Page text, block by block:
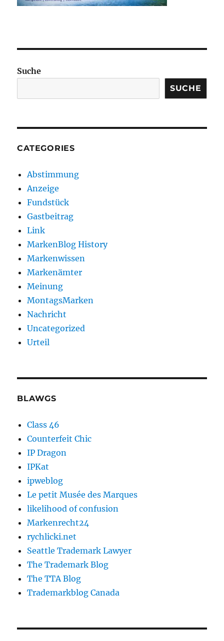
Suche
SUCHE
CATEGORIES
Abstimmung
Anzeige
Fundstück
Gastbeitrag
Link
MarkenBlog History
Markenwissen
Markenämter
Meinung
MontagsMarken
Nachricht
Uncategorized
Urteil
BLAWGS
Class 46
Counterfeit Chic
IP Dragon
IPKat
ipweblog
Le petit Musée des Marques
likelihood of confusion
Markenrecht24
rychlicki.net
Seattle Trademark Lawyer
The Trademark Blog
The TTA Blog
Trademarkblog Canada